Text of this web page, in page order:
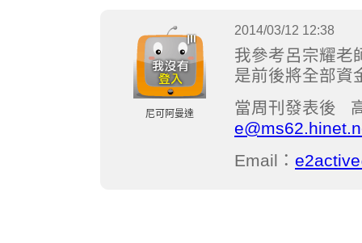
尼可阿曼達
2014/03/12 12:38
我參考呂宗耀
是前後將全部
當周刊發表後
Email：